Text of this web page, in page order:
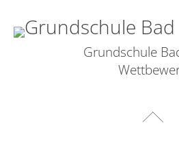
Grundschule